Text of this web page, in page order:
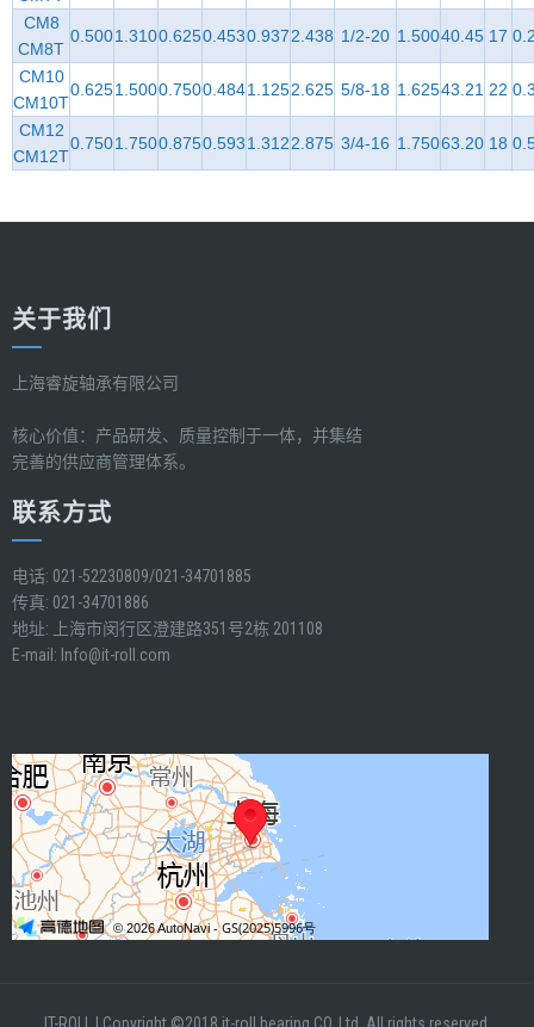
CM8
CM8T
0.5001.3100.6250.4530.9372.438 1/2-20 1.50040.45 17
CM10
CM10T
0.6251.5000.7500.4841.1252.625 5/8-18 1.62543.21 22
CM12
CM12T
0.7501.7500.8750.5931.3122.875 3/4-16 1.75063.20 18
关于我们
上海睿旋轴承有限公司
核心价值：产品研发、质量控制于一体，并集结
完善的供应商管理体系。
联系方式
电话: 021-52230809/021-34701885
传真: 021-34701886
地址: 上海市闵行区澄建路351号2栋 201108
E-mail: Info@it-roll.com